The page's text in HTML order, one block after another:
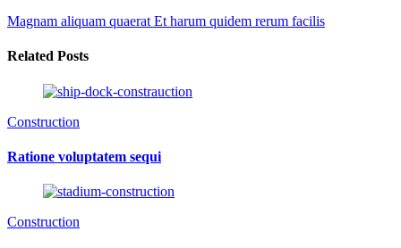
Magnam aliquam quaerat Et harum quidem rerum facilis
Related Posts
Construction
Ratione voluptatem sequi
Construction